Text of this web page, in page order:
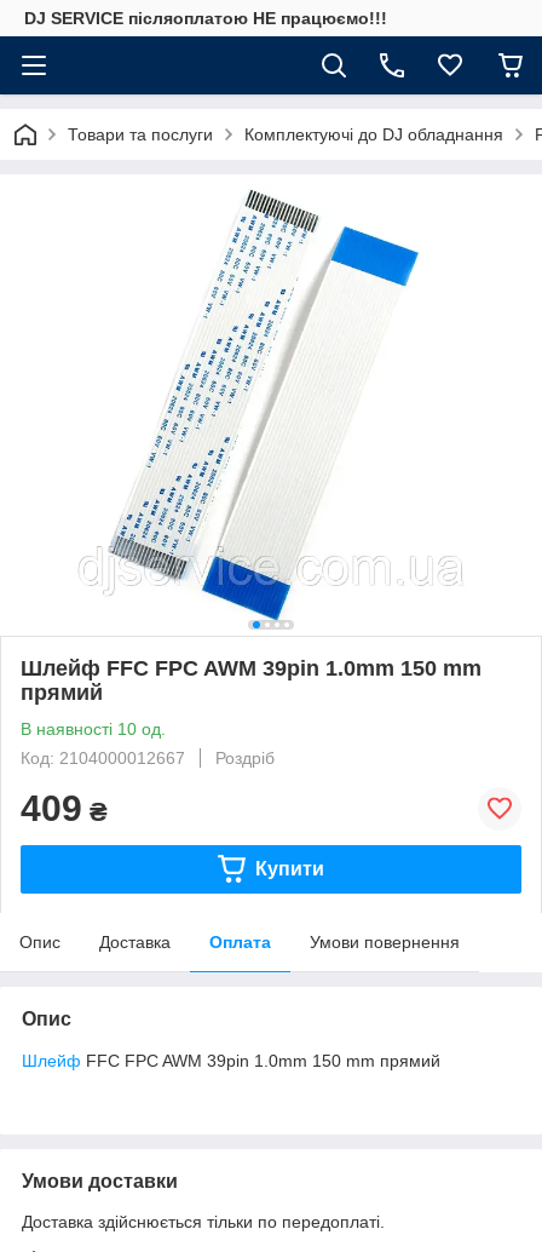
DJ SERVICE пiсляоплатою НЕ працюємо!!!
Товари та послуги Комплектуючі до DJ обладнання
Шлейф FFC FPC AWM 39pin 1.0mm 150 mm
прямий
В наявності 10 од.
Код: 2104000012667
Роздріб
409 ₴
Купити
Опис Доставка Оплата Умови повернення
Опис
Шлейф FFC FPC AWM 39pin 1.0mm 150 mm прямий
Умови доставки
Доставка здійснюється тільки по передоплаті.